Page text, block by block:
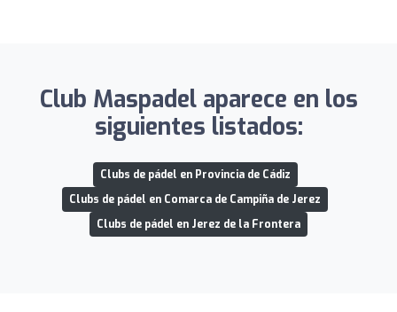
Club Maspadel aparece en los
siguientes listados:
Clubs de pádel en Provincia de Cádiz
Clubs de pádel en Comarca de Campiña de Jerez
Clubs de pádel en Jerez de la Frontera